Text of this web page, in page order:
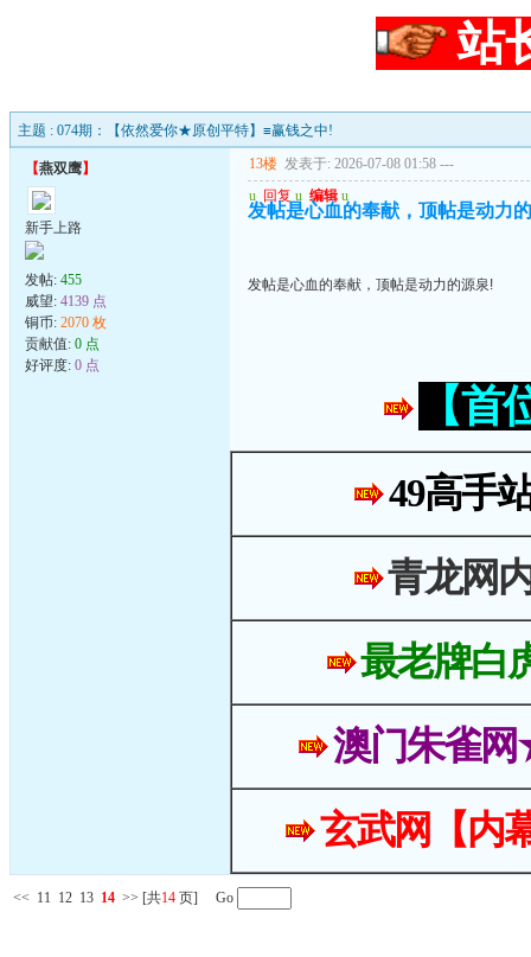
站
主题 : 074期：【依然爱你★原创平特】≡赢钱之中!
【燕双鹰】
新手上路
发帖: 455
威望: 4139 点
铜币: 2070 枚
贡献值: 0 点
好评度: 0 点
13楼 发表于: 2026-07-08 01:58 ---
u 回复 u 编辑 u
发帖是心血的奉献，顶帖是动力
发帖是心血的奉献，顶帖是动力的源泉!
【
49高手
青龙网
最老牌白
澳门朱雀
玄武网【内
<< 11 12 13 14 >> [共14 页] Go